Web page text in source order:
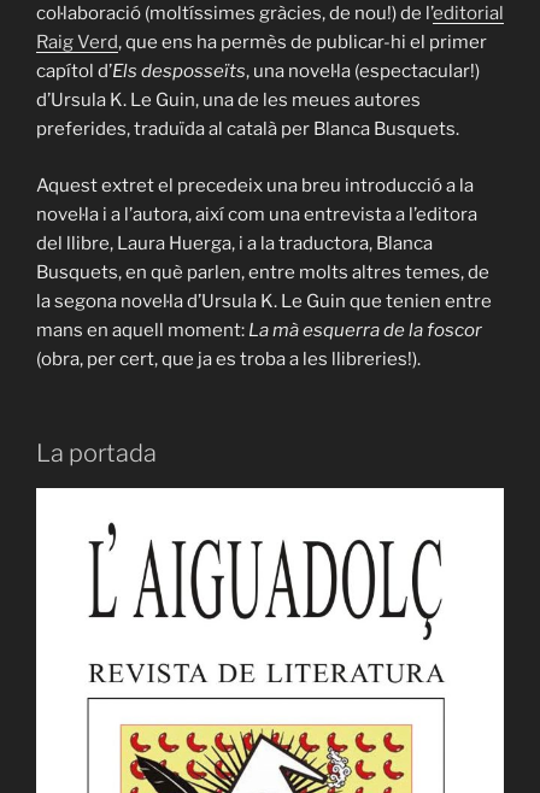
col·laboració (moltíssimes gràcies, de nou!) de l’editorial
Raig Verd, que ens ha permès de publicar-hi el primer
capítol d’Els desposseïts, una novel·la (espectacular!)
d’Ursula K. Le Guin, una de les meues autores
preferides, traduïda al català per Blanca Busquets.
Aquest extret el precedeix una breu introducció a la
novel·la i a l’autora, així com una entrevista a l’editora
del llibre, Laura Huerga, i a la traductora, Blanca
Busquets, en què parlen, entre molts altres temes, de
la segona novel·la d’Ursula K. Le Guin que tenien entre
mans en aquell moment: La mà esquerra de la foscor
(obra, per cert, que ja es troba a les llibreries!).
La portada